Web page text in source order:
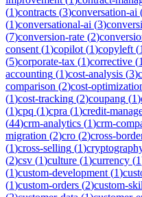
(1)contracts (3)conversation-ai
(1)conversational-ai (3)
(7)conversion-rate (2)
consent (1)copilot (1)copyleft (1
(5)corporate-tax (1)corrective (1
accounting (1)cost-analysis (3)
comparison (2)cost-
(1)cost-tracking (2)coupang (1)
(1)cpq (1)cpra (1)credit-
(44)crm-analytics (1)crm-
migration (2)cro (2)cross-
(1)cross-selling (1)
(2)csv (1)culture (1)currency (1
(1)custom-development (1)
(1)custom-orders (2)custom-